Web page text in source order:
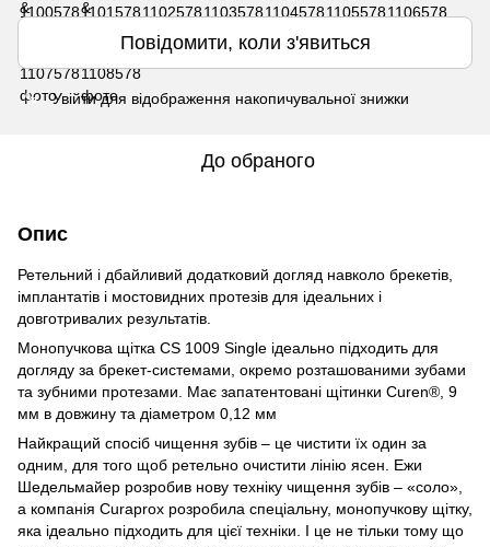
Повідомити, коли з'явиться
% Увійтидля відображення накопичувальної знижки
До обраного
Опис
Ретельний і дбайливий додатковий догляд навколо брекетів,
імплантатів і мостовидних протезів для ідеальних і
довготривалих результатів.
Монопучкова щітка CS 1009 Single ідеально підходить для
догляду за брекет-системами, окремо розташованими зубами
та зубними протезами. Має запатентовані щітинки Curen®, 9
мм в довжину та діаметром 0,12 мм
Найкращий спосіб чищення зубів – це чистити їх один за
одним, для того щоб ретельно очистити лінію ясен. Ежи
Шедельмайер розробив нову техніку чищення зубів – «соло»,
а компанія Curaprox розробила спеціальну, монопучкову щітку,
яка ідеально підходить для цієї техніки. І це не тільки тому що